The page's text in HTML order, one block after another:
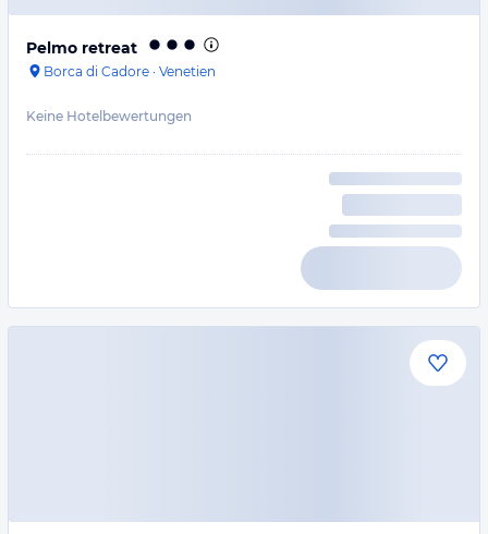
Pelmo retreat
Borca di Cadore · Venetien
Keine Hotelbewertungen